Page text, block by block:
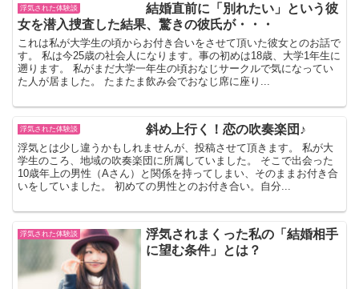
浮気された体験談
結婚直前に「別れたい」という彼
女を潜入捜査した結果、驚きの彼氏が・・・
これは私が大学生の頃からお付き合いをさせて頂いた彼女とのお話で
す。 私は今25歳の社会人になります。事の初めは18歳、大学1年生に
遡ります。 私がまだ大学一年生の頃おなじサークルで気になってい
た人が居ました。 たまたま飲み会でおなじ席に座り...
浮気された体験談 斜め上行く！恋の吹奏楽団♪
浮気とは少し違うかもしれませんが、投稿させて頂きます。 私が大
学生のころ、地域の吹奏楽団に所属していました。 そこで出会った
10歳年上の男性（Aさん）と関係を持ってしまい、そのままお付き合
いをしていました。 初めての男性とのお付き合い。自分...
浮気された体験談
浮気されまくった私の「結婚相手
に望む条件」とは？